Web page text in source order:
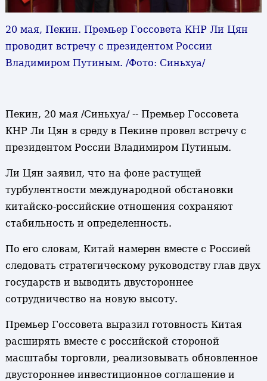
20 мая, Пекин. Премьер Госсовета КНР Ли Цян
проводит встречу с президентом России
Владимиром Путиным. /Фото: Синьхуа/
Пекин, 20 мая /Синьхуа/ -- Премьер Госсовета
КНР Ли Цян в среду в Пекине провел встречу с
президентом России Владимиром Путиным.
Ли Цян заявил, что на фоне растущей
турбулентности международной обстановки
китайско-российские отношения сохраняют
стабильность и определенность.
По его словам, Китай намерен вместе с Россией
следовать стратегическому руководству глав двух
государств и выводить двустороннее
сотрудничество на новую высоту.
Премьер Госсовета выразил готовность Китая
расширять вместе с российской стороной
масштабы торговли, реализовывать обновленное
двустороннее инвестиционное соглашение и